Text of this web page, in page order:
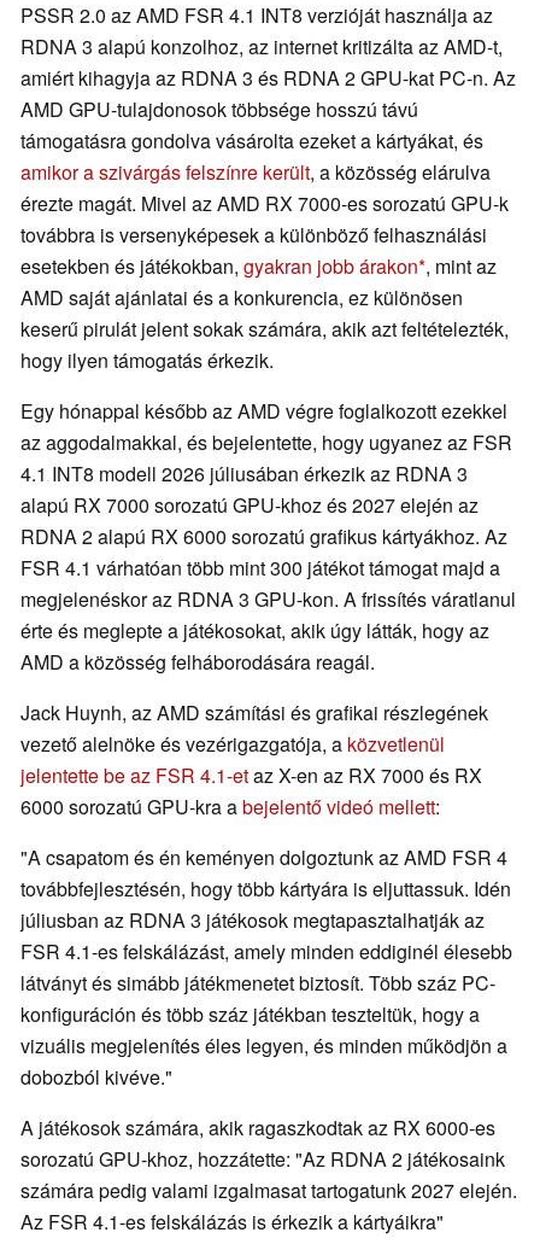
PSSR 2.0 az AMD FSR 4.1 INT8 verzióját használja az
RDNA 3 alapú konzolhoz, az internet kritizálta az AMD-t,
amiért kihagyja az RDNA 3 és RDNA 2 GPU-kat PC-n. Az
AMD GPU-tulajdonosok többsége hosszú távú
támogatásra gondolva vásárolta ezeket a kártyákat, és
amikor a szivárgás felszínre került, a közösség elárulva
érezte magát. Mivel az AMD RX 7000-es sorozatú GPU-k
továbbra is versenyképesek a különböző felhasználási
esetekben és játékokban, gyakran jobb árakon , mint az
AMD saját ajánlatai és a konkurencia, ez különösen
keserű pirulát jelent sokak számára, akik azt feltételezték,
hogy ilyen támogatás érkezik.
Egy hónappal később az AMD végre foglalkozott ezekkel
az aggodalmakkal, és bejelentette, hogy ugyanez az FSR
4.1 INT8 modell 2026 júliusában érkezik az RDNA 3
alapú RX 7000 sorozatú GPU-khoz és 2027 elején az
RDNA 2 alapú RX 6000 sorozatú grafikus kártyákhoz. Az
FSR 4.1 várhatóan több mint 300 játékot támogat majd a
megjelenéskor az RDNA 3 GPU-kon. A frissítés váratlanul
érte és meglepte a játékosokat, akik úgy látták, hogy az
AMD a közösség felháborodására reagál.
Jack Huynh, az AMD számítási és grafikai részlegének
vezető alelnöke és vezérigazgatója, a közvetlenül
jelentette be az FSR 4.1-etaz X-en az RX 7000 és RX
6000 sorozatú GPU-kra abejelentő videó mellett:
"A csapatom és én keményen dolgoztunk az AMD FSR 4
továbbfejlesztésén, hogy több kártyára is eljuttassuk. Idén
júliusban az RDNA 3 játékosok megtapasztalhatják az
FSR 4.1-es felskálázást, amely minden eddiginél élesebb
látványt és simább játékmenetet biztosít. Több száz PC-
konfiguráción és több száz játékban teszteltük, hogy a
vizuális megjelenítés éles legyen, és minden működjön a
dobozból kivéve."
A játékosok számára, akik ragaszkodtak az RX 6000-es
sorozatú GPU-khoz, hozzátette: "Az RDNA 2 játékosaink
számára pedig valami izgalmasat tartogatunk 2027 elején.
Az FSR 4.1-es felskálázás is érkezik a kártyáikra"